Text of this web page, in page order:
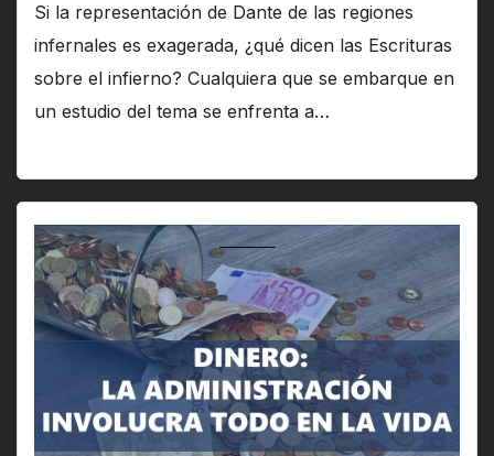
Si la representación de Dante de las regiones
infernales es exagerada, ¿qué dicen las Escrituras
sobre el infierno? Cualquiera que se embarque en
un estudio del tema se enfrenta a…